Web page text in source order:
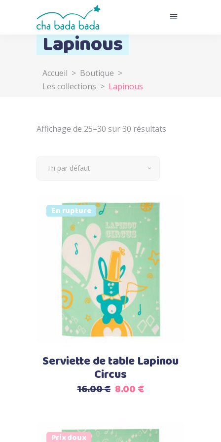
Lapinous
Accueil > Boutique >
Les collections > Lapinous
Affichage de 25–30 sur 30 résultats
Tri par défaut
Prix doux
Vendu
En rupture
Lire la suite
Serviette de table Lapinou
Circus
16.00€ Le
était :
8.00€Le
est :
Prix doux